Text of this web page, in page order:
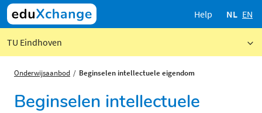
Help NL EN
TU Eindhoven
Onderwijsaanbod Beginselen intellectuele eigendom
Beginselen intellectuele